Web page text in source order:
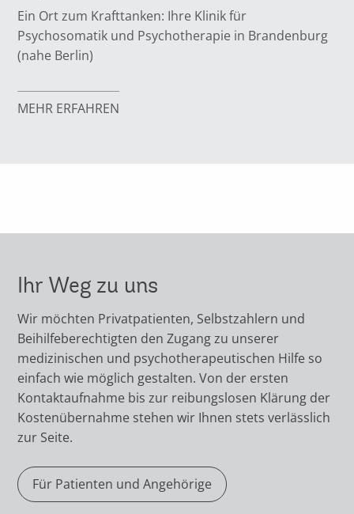
Ein Ort zum Krafttanken: Ihre Klinik für
Psychosomatik und Psychotherapie in Brandenburg
(nahe Berlin)
MEHR ERFAHREN
Ihr Weg zu uns
Wir möchten Privatpatienten, Selbstzahlern und
Beihilfeberechtigten den Zugang zu unserer
medizinischen und psychotherapeutischen Hilfe so
einfach wie möglich gestalten. Von der ersten
Kontaktaufnahme bis zur reibungslosen Klärung der
Kostenübernahme stehen wir Ihnen stets verlässlich
zur Seite.
Für Patienten und Angehörige